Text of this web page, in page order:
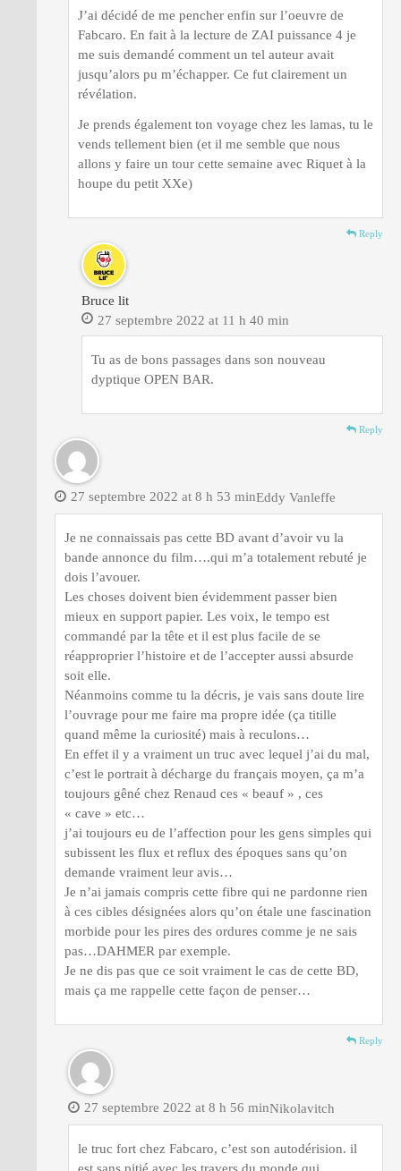
J’ai décidé de me pencher enfin sur l’oeuvre de
Fabcaro. En fait à la lecture de ZAI puissance 4 je
me suis demandé comment un tel auteur avait
jusqu’alors pu m’échapper. Ce fut clairement un
révélation.
Je prends également ton voyage chez les lamas, tu le
vends tellement bien (et il me semble que nous
allons y faire un tour cette semaine avec Riquet à la
houpe du petit XXe)
Reply
Bruce lit
27 septembre 2022 at 11 h 40 min
Tu as de bons passages dans son nouveau
dyptique OPEN BAR.
Reply
Eddy Vanleffe
27 septembre 2022 at 8 h 53 min
Je ne connaissais pas cette BD avant d’avoir vu la
bande annonce du film….qui m’a totalement rebuté je
dois l’avouer.
Les choses doivent bien évidemment passer bien
mieux en support papier. Les voix, le tempo est
commandé par la tête et il est plus facile de se
réapproprier l’histoire et de l’accepter aussi absurde
soit elle.
Néanmoins comme tu la décris, je vais sans doute lire
l’ouvrage pour me faire ma propre idée (ça titille
quand même la curiosité) mais à reculons…
En effet il y a vraiment un truc avec lequel j’ai du mal,
c’est le portrait à décharge du français moyen, ça m’a
toujours gêné chez Renaud ces « beauf » , ces
« cave » etc…
j’ai toujours eu de l’affection pour les gens simples qui
subissent les flux et reflux des époques sans qu’on
demande vraiment leur avis…
Je n’ai jamais compris cette fibre qui ne pardonne rien
à ces cibles désignées alors qu’on étale une fascination
morbide pour les pires des ordures comme je ne sais
pas…DAHMER par exemple.
Je ne dis pas que ce soit vraiment le cas de cette BD,
mais ça me rappelle cette façon de penser…
Reply
Nikolavitch
27 septembre 2022 at 8 h 56 min
le truc fort chez Fabcaro, c’est son autodérision. il
est sans pitié avec les travers du monde qui